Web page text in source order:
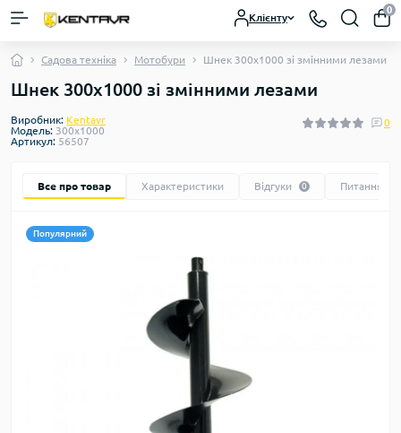
Клієнту
0
Садова техніка Мотобури Шнек 300х1000 зі змінними лезами
Шнек 300х1000 зі змінними лезами
Виробник: Kentavr
Модель: 300х1000
Артикул: 56507
0
Все про товар Характеристики Відгуки 0 Питання
Популярний